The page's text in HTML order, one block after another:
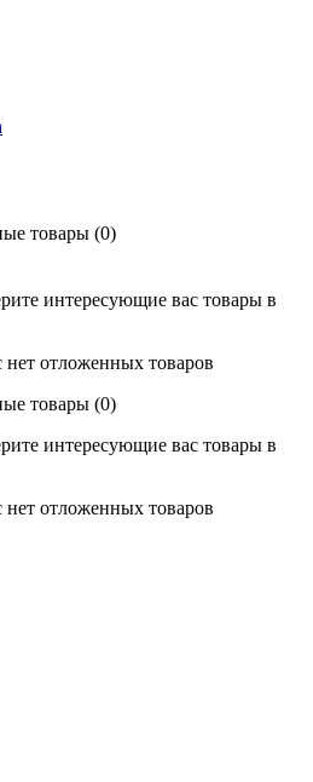
товары (0)
интересующие вас товары в
отложенных товаров
товары (0)
интересующие вас товары в
отложенных товаров